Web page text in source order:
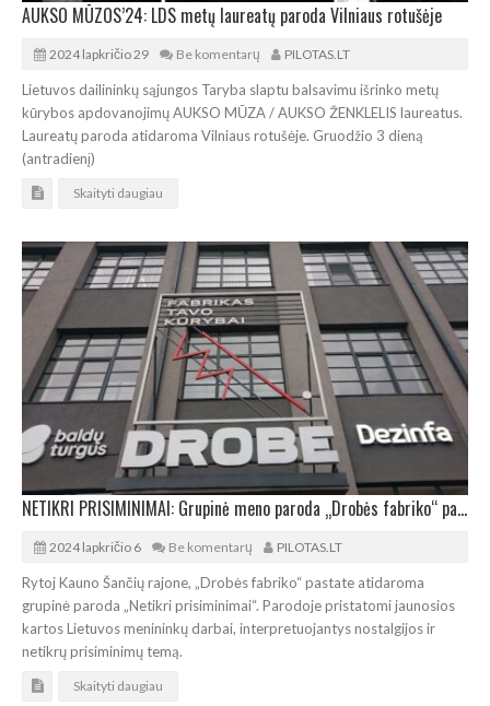
AUKSO MŪZOS’24: LDS metų laureatų paroda Vilniaus rotušėje
2024 lapkričio 29 Be komentarų PILOTAS.LT
Lietuvos dailininkų sąjungos Taryba slaptu balsavimu išrinko metų
kūrybos apdovanojimų AUKSO MŪZA / AUKSO ŽENKLELIS laureatus.
Laureatų paroda atidaroma Vilniaus rotušėje. Gruodžio 3 dieną
(antradienį)
Skaityti daugiau
NETIKRI PRISIMINIMAI: Grupinė meno paroda „Drobės fabriko“ pastate
2024 lapkričio 6 Be komentarų PILOTAS.LT
Rytoj Kauno Šančių rajone, „Drobės fabriko“ pastate atidaroma
grupinė paroda „Netikri prisiminimai“. Parodoje pristatomi jaunosios
kartos Lietuvos menininkų darbai, interpretuojantys nostalgijos ir
netikrų prisiminimų temą.
Skaityti daugiau